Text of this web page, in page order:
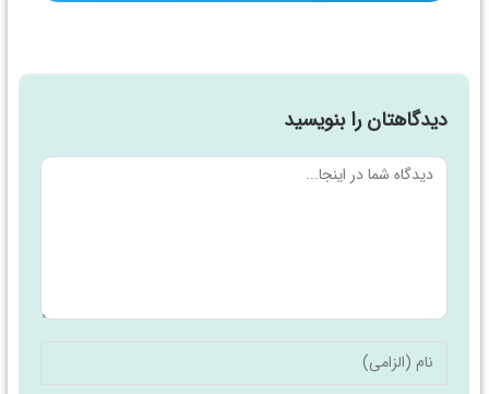
دیدگاهتان را بنویسید